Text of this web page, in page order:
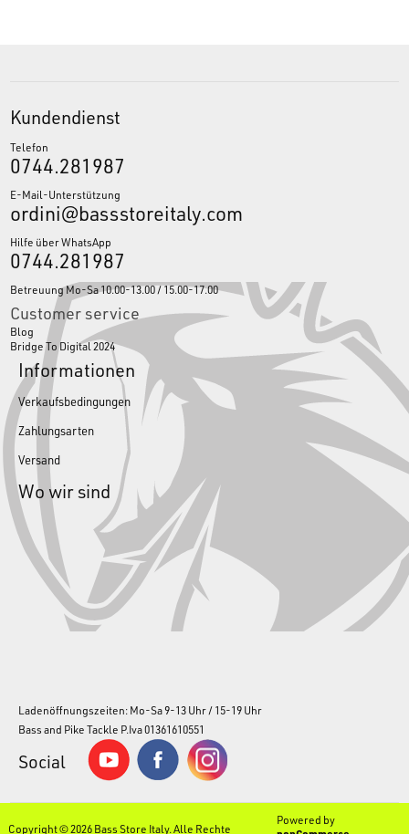
Kundendienst
Telefon
0744.281987
E-Mail-Unterstützung
ordini@bassstoreitaly.com
Hilfe über WhatsApp
0744.281987
Betreuung Mo-Sa 10.00-13.00 / 15.00-17.00
Customer service
Blog
Bridge To Digital 2024
Informationen
Verkaufsbedingungen
Zahlungsarten
Versand
Wo wir sind
Ladenöffnungszeiten: Mo-Sa 9-13 Uhr / 15-19 Uhr
Bass and Pike Tackle P.Iva 01361610551
Social
Copyright © 2026 Bass Store Italy. Alle Rechte
Powered by